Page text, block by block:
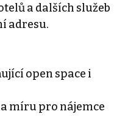
a dalších služeb
adresu.
open space i
míru pro nájemce